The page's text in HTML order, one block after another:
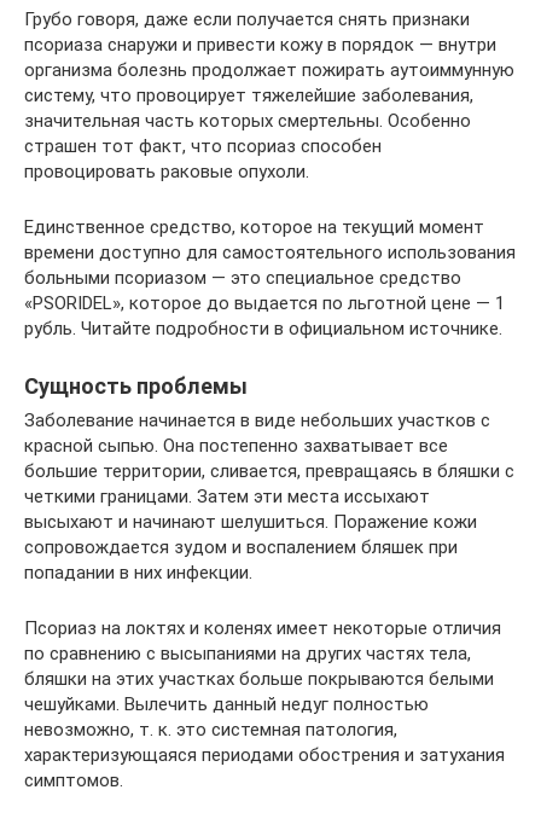
Грубо говоря, даже если получается снять признаки
псориаза снаружи и привести кожу в порядок — внутри
организма болезнь продолжает пожирать аутоиммунную
систему, что провоцирует тяжелейшие заболевания,
значительная часть которых смертельны. Особенно
страшен тот факт, что псориаз способен
провоцировать раковые опухоли.
Единственное средство, которое на текущий момент
времени доступно для самостоятельного использования
больными псориазом — это специальное средство
«PSORIDEL», которое до выдается по льготной цене — 1
рубль. Читайте подробности в официальном источнике.
Сущность проблемы
Заболевание начинается в виде небольших участков с
красной сыпью. Она постепенно захватывает все
большие территории, сливается, превращаясь в бляшки с
четкими границами. Затем эти места иссыхают
высыхают и начинают шелушиться. Поражение кожи
сопровождается зудом и воспалением бляшек при
попадании в них инфекции.
Псориаз на локтях и коленях имеет некоторые отличия
по сравнению с высыпаниями на других частях тела,
бляшки на этих участках больше покрываются белыми
чешуйками. Вылечить данный недуг полностью
невозможно, т. к. это системная патология,
характеризующаяся периодами обострения и затухания
симптомов.